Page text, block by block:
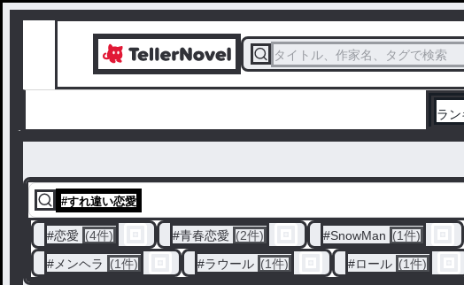
タイトル、作家名、タグで検索
ラ
#すれ違い恋愛
#恋愛 (4件) #青春恋愛 (2件) #SnowMan (1件)
# メンヘラ (1件) #ラウール (1件) #ロール (1件)